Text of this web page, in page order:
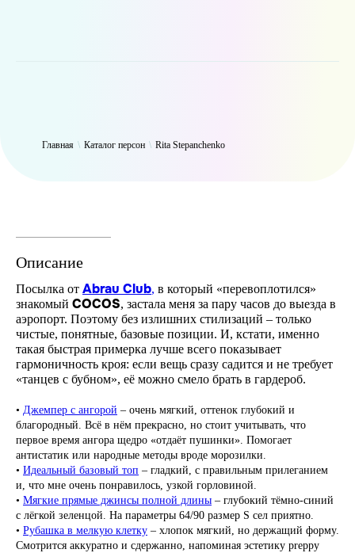
Главная \ Каталог персон \ Rita Stepanchenko
Описание
Посылка от Abrau Club, в который «перевоплотился»
знакомый COCOS, застала меня за пару часов до выезда в
аэропорт. Поэтому без излишних стилизаций – только
чистые, понятные, базовые позиции. И, кстати, именно
такая быстрая примерка лучше всего показывает
гармоничность кроя: если вещь сразу садится и не требует
«танцев с бубном», её можно смело брать в гардероб.
• Джемпер с ангорой – очень мягкий, оттенок глубокий и
благородный. Всё в нём прекрасно, но стоит учитывать, что
первое время ангора щедро «отдаёт пушинки». Помогает
антистатик или народные методы вроде морозилки.
• Идеальный базовый топ – гладкий, с правильным прилеганием
и, что мне очень понравилось, узкой горловиной.
• Мягкие прямые джинсы полной длины – глубокий тёмно-синий
с лёгкой зеленцой. На параметры 64/90 размер S сел приятно.
• Рубашка в мелкую клетку – хлопок мягкий, но держащий форму.
Смотрится аккуратно и сдержанно, напоминая эстетику preppy